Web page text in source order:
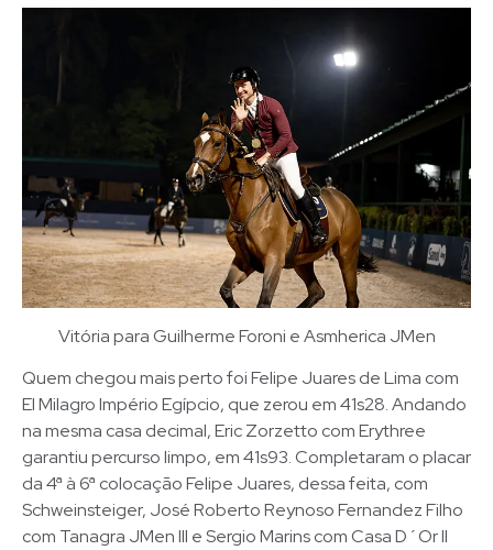
Vitória para Guilherme Foroni e Asmherica JMen
Quem chegou mais perto foi Felipe Juares de Lima com
El Milagro Império Egípcio, que zerou em 41s28. Andando
na mesma casa decimal, Eric Zorzetto com Erythree
garantiu percurso limpo, em 41s93. Completaram o placar
da 4ª à 6ª colocação Felipe Juares, dessa feita, com
Schweinsteiger, José Roberto Reynoso Fernandez Filho
com Tanagra JMen III e Sergio Marins com Casa D´Or II